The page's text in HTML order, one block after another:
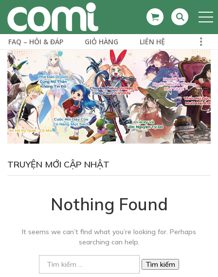
FAQ – HỎI & ĐÁP GIỎ HÀNG LIÊN HỆ
TRUYỆN MỚI CẬP NHẬT
Nothing Found
It seems we can’t find what you’re looking for. Perhaps
searching can help.